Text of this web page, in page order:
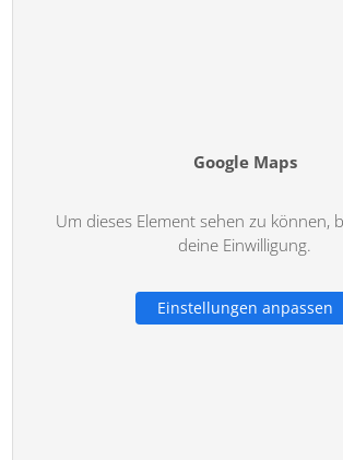
Google Maps
Um dieses Element sehen zu können,
deine Einwilligung.
Einstellungen anpassen